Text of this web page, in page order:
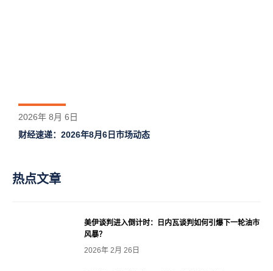
2026年 8月 6日
财经速递：2026年8月6日市场动态
热点文章
美伊谈判进入倒计时：日内瓦谈判如何引爆下一轮油市
风暴？
2026年 2月 26日